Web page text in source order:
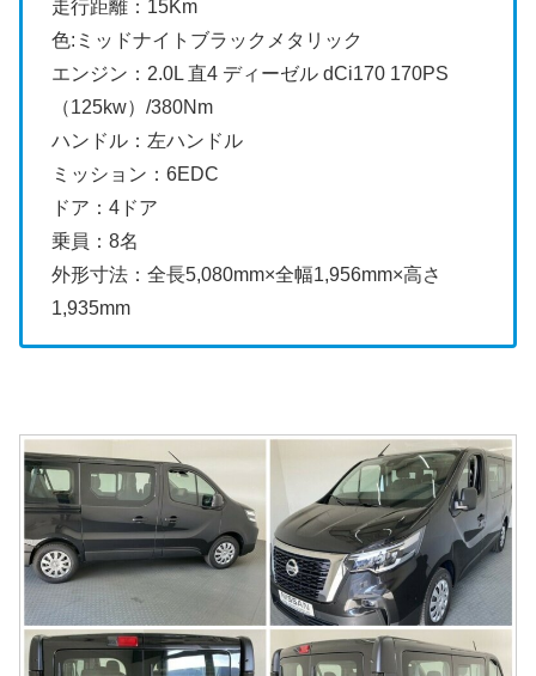
走行距離：15Km
色:ミッドナイトブラックメタリック
エンジン：2.0L 直4 ディーゼル dCi170 170PS
（125kw）/380Nm
ハンドル：左ハンドル
ミッション：6EDC
ドア：4ドア
乗員：8名
外形寸法：全長5,080mm×全幅1,956mm×高さ
1,935mm